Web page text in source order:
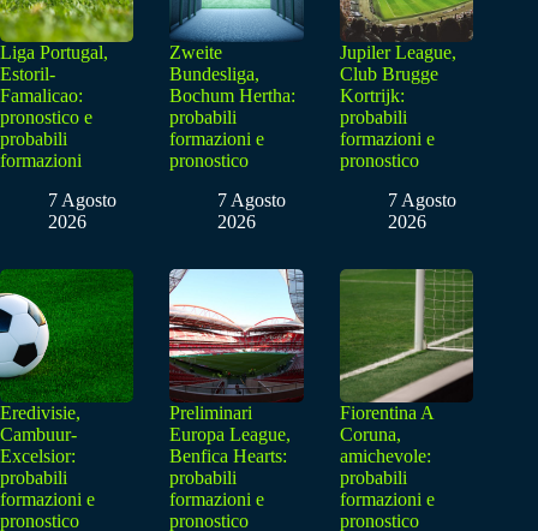
Liga Portugal,
Estoril-
Famalicao:
pronostico e
probabili
formazioni
7 Agosto
2026
Zweite
Bundesliga,
Bochum Hertha:
probabili
formazioni e
pronostico
7 Agosto
2026
Jupiler League,
Club Brugge
Kortrijk:
probabili
formazioni e
pronostico
7 Agosto
2026
Eredivisie,
Cambuur-
Excelsior:
probabili
formazioni e
pronostico
Preliminari
Europa League,
Benfica Hearts:
probabili
formazioni e
pronostico
Fiorentina A
Coruna,
amichevole:
probabili
formazioni e
pronostico